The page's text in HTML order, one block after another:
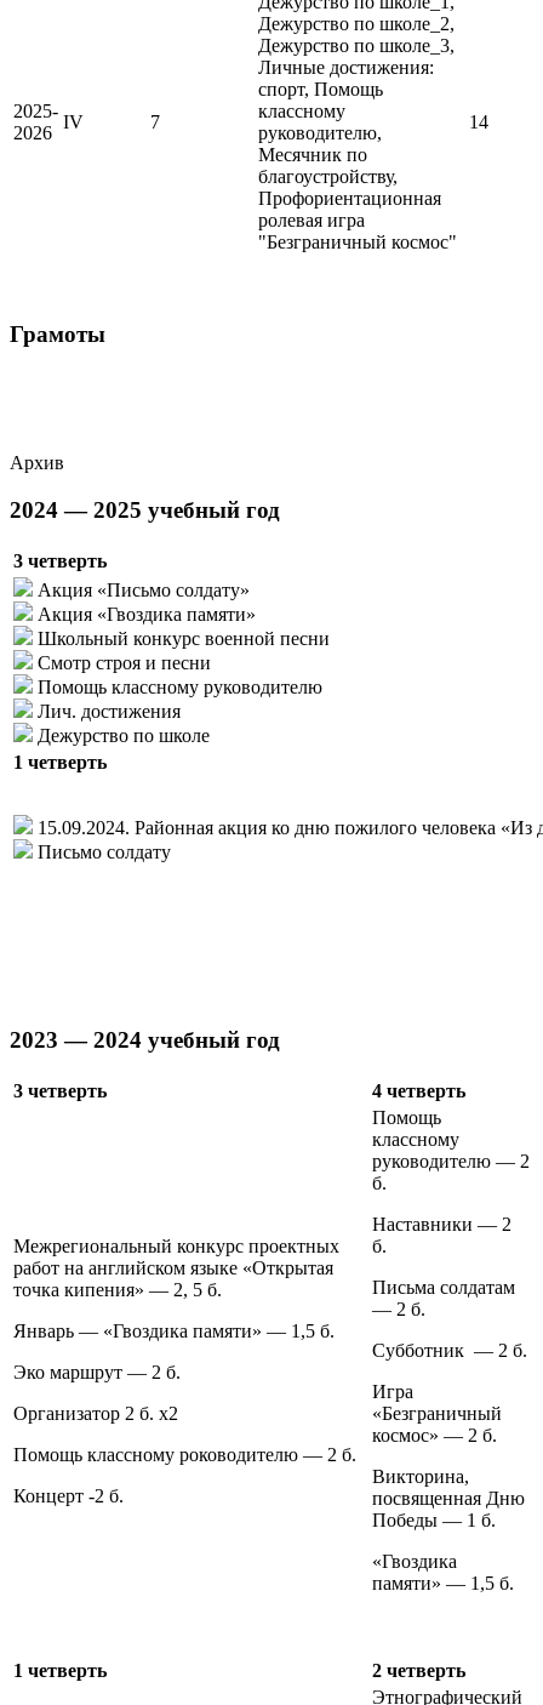
2025-
2026
IV 7
Дежурство по школе_2,
Дежурство по школе_3,
Личные достижения:
спорт, Помощь
классному
руководителю,
Месячник по
благоустройству,
Профориентационная
ролевая игра
"Безграничный космос"
14
Грамоты
Архив
2024 — 2025 учебный год
3 четверть
Акция «Письмо солдату»
Акция «Гвоздика памяти»
Школьный конкурс военной песни
Смотр строя и песни
Помощь классному руководителю
Лич. достижения
Дежурство по школе
1 четверть
15.09.2024. Районная акция ко дню пожилого человека
Письмо солдату
2023 — 2024 учебный год
3 четверть 4 четверть
Межрегиональный конкурс проектных
работ на английском языке «Открытая
точка кипения» — 2, 5 б.
Январь — «Гвоздика памяти» — 1,5 б.
Эко маршрут — 2 б.
Организатор 2 б. х2
Помощь классному роководителю — 2 б.
Концерт -2 б.
Помощь
классному
руководителю — 2
б.
Наставники — 2
б.
Письма солдатам
— 2 б.
Субботник — 2 б.
Игра
«Безграничный
космос» — 2 б.
Викторина,
посвященная Дню
Победы — 1 б.
«Гвоздика
памяти» — 1,5 б.
1 четверть 2 четверть
Этнографический